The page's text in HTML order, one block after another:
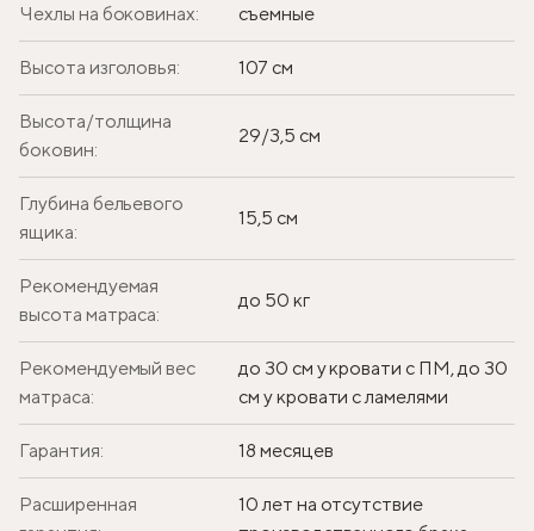
Чехлы на боковинах: съемные
Высота изголовья: 107 см
Высота/толщина
боковин:
29/3,5 см
Глубина бельевого
ящика:
15,5 см
Рекомендуемая
высота матраса:
до 50 кг
Рекомендуемый вес
матраса:
до 30 см у кровати с ПМ, до 30
см у кровати с ламелями
Гарантия: 18 месяцев
Расширенная
10 лет на отсутствие